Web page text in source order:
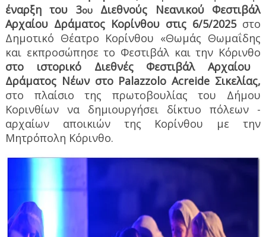
έναρξητου 3ουΔιεθνούς Νεανικού Φεστιβάλ
Αρχαίου Δράματος Κορίνθου στις 6/5/2025στο
Δημοτικό Θέατρο Κορίνθου «Θωμάς Θωμαΐδης
και εκπροσώπησε το Φεστιβάλ και την Κόρινθο
στο ιστορικό Διεθνές Φεστιβάλ Αρχαίου
Δράματος Νέων στο Palazzolo Acreide Σικελίας,
στο πλαίσιο της πρωτοβουλίας του Δήμου
Κορινθίων να δημιουργήσει δίκτυο πόλεων -
αρχαίων αποικιών της Κορίνθου με την
Μητρόπολη Κόρινθο.